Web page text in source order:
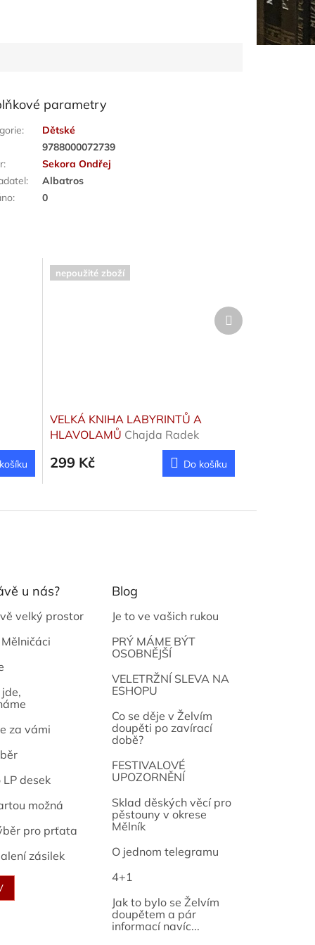
parametry
:
Dětské
9788000072739
:
Sekora Ondřej
:
Albatros
: 0
nepoužité zboží
VELKÁ KNIHA LABYRINTŮ A
HLAVOLAMŮ Chajda Radek
299 Kč Do košíku
Další
produkt
u nás?
velký prostor
za vámi
desek
možná
pro prťata
zásilek
Blog
Je to ve vašich rukou
PRÝ MÁME BÝT
OSOBNĚJŠÍ
VELETRŽNÍ SLEVA NA
ESHOPU
Co se děje v Želvím
doupěti po zavírací
době?
FESTIVALOVÉ
UPOZORNĚNÍ
Sklad děských věcí pro
pěstouny v okrese
Mělník
O jednom telegramu
4+1
Jak to bylo se Želvím
doupětem a pár
informací navíc...